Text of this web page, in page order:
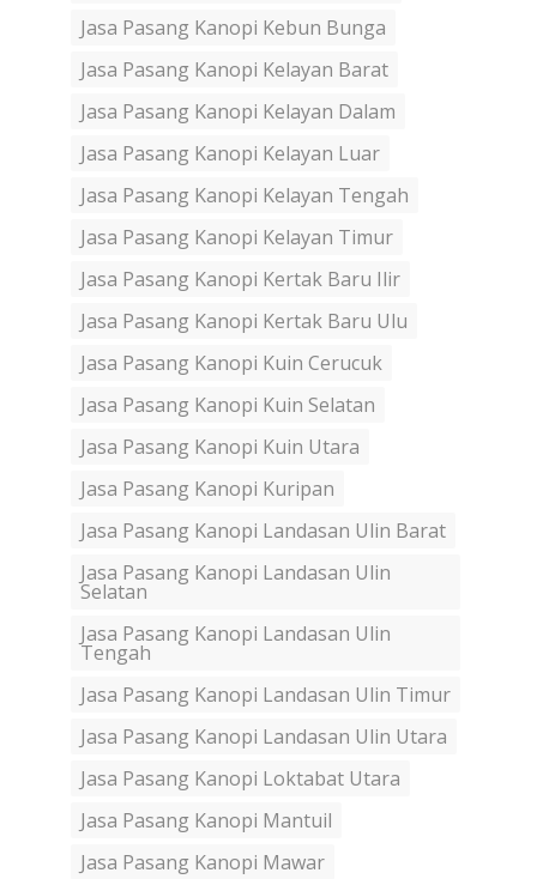
Jasa Pasang Kanopi Kebun Bunga
Jasa Pasang Kanopi Kelayan Barat
Jasa Pasang Kanopi Kelayan Dalam
Jasa Pasang Kanopi Kelayan Luar
Jasa Pasang Kanopi Kelayan Tengah
Jasa Pasang Kanopi Kelayan Timur
Jasa Pasang Kanopi Kertak Baru Ilir
Jasa Pasang Kanopi Kertak Baru Ulu
Jasa Pasang Kanopi Kuin Cerucuk
Jasa Pasang Kanopi Kuin Selatan
Jasa Pasang Kanopi Kuin Utara
Jasa Pasang Kanopi Kuripan
Jasa Pasang Kanopi Landasan Ulin Barat
Jasa Pasang Kanopi Landasan Ulin
Selatan
Jasa Pasang Kanopi Landasan Ulin
Tengah
Jasa Pasang Kanopi Landasan Ulin Timur
Jasa Pasang Kanopi Landasan Ulin Utara
Jasa Pasang Kanopi Loktabat Utara
Jasa Pasang Kanopi Mantuil
Jasa Pasang Kanopi Mawar